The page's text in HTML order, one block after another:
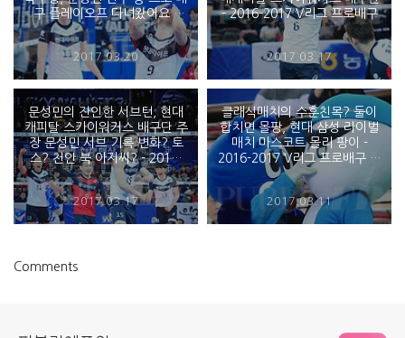
구 플레이오프 다녀왔어요 -
2016-2017 V리그 프로배구
PO 1차전
2017.03.20
- 2016-2017 V리그 프로배구
2017.03.17
문성민의 잔인한 서브턴, 현대
캐피탈 스카이워커스 배구단 주
장 문성민 서브 기록 변화? 토
스? 천안 북 아저씨? - 2016-
2017 V리그 프로배구
2017.03.17
클래식매치의 수훈친목? 둘이
합치면 몰팡, 현대 삼성 라이벌
매치 마스코트 몰리 팡이 -
2016-2017 V리그 프로배구 번
외
2017.03.11
Comments